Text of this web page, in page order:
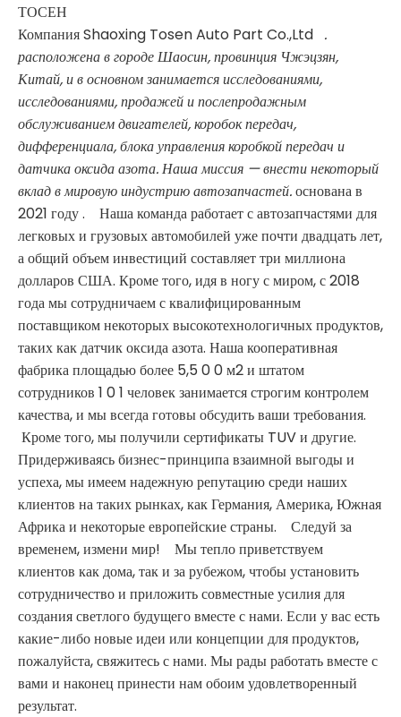
ТОСЕН
Компания Shaoxing Tosen Auto Part Co.,Ltd .
расположена в городе Шаосин, провинция Чжэцзян,
Китай, и в основном занимается исследованиями,
исследованиями, продажей и послепродажным
обслуживанием двигателей, коробок передач,
дифференциала, блока управления коробкой передач и
датчика оксида азота. Наша миссия — внести некоторый
вклад в мировую индустрию автозапчастей.основана в
2021 году . Наша команда работает с автозапчастями для
легковых и грузовых автомобилей уже почти двадцать лет,
а общий объем инвестиций составляет три миллиона
долларов США. Кроме того, идя в ногу с миром, с 2018
года мы сотрудничаем с квалифицированным
поставщиком некоторых высокотехнологичных продуктов,
таких как датчик оксида азота. Наша кооперативная
фабрика площадью более 5,5 0 0 м2 и штатом
сотрудников 1 0 1 человек занимается строгим контролем
качества, и мы всегда готовы обсудить ваши требования.
Кроме того, мы получили сертификаты TUV и другие.
Придерживаясь бизнес-принципа взаимной выгоды и
успеха, мы имеем надежную репутацию среди наших
клиентов на таких рынках, как Германия, Америка, Южная
Африка и некоторые европейские страны. Следуй за
временем, измени мир! Мы тепло приветствуем
клиентов как дома, так и за рубежом, чтобы установить
сотрудничество и приложить совместные усилия для
создания светлого будущего вместе с нами. Если у вас есть
какие-либо новые идеи или концепции для продуктов,
пожалуйста, свяжитесь с нами. Мы рады работать вместе с
вами и наконец принести нам обоим удовлетворенный
результат.